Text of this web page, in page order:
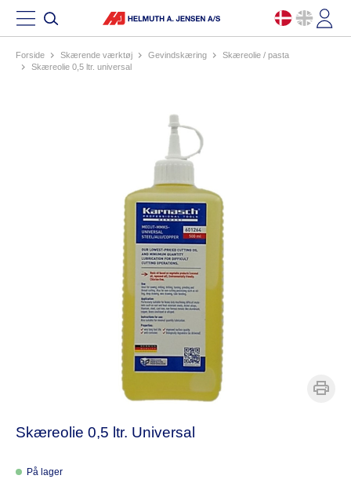
Forside skærende værktøj gevindskæring
skæreolie / pasta
skæreolie 0,5 ltr. universal
Skæreolie 0,5 ltr. Universal
På lager